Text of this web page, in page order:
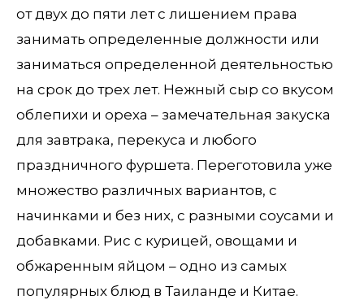
от двух до пяти лет с лишением права
занимать определенные должности или
заниматься определенной деятельностью
на срок до трех лет. Нежный сыр со вкусом
облепихи и ореха – замечательная закуска
для завтрака, перекуса и любого
праздничного фуршета. Переготовила уже
множество различных вариантов, с
начинками и без них, с разными соусами и
добавками. Рис с курицей, овощами и
обжаренным яйцом – одно из самых
популярных блюд в Таиланде и Китае.